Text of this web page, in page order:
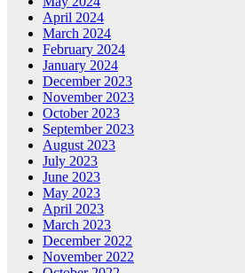
April 2024
March 2024
February 2024
January 2024
December 2023
November 2023
October 2023
September 2023
August 2023
July 2023
June 2023
May 2023
April 2023
March 2023
December 2022
November 2022